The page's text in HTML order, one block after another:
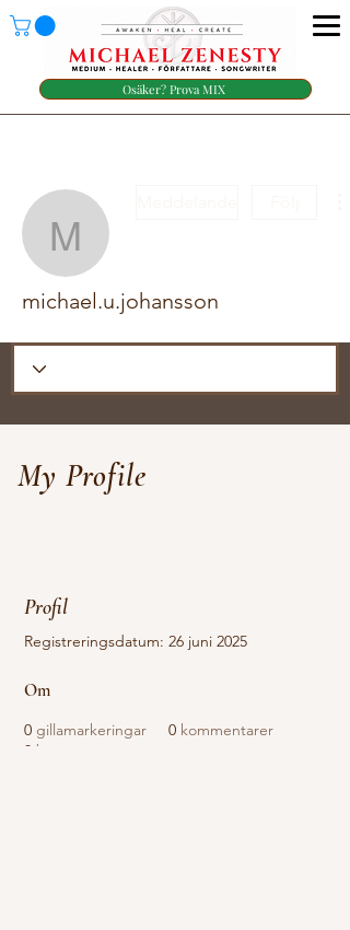
Osäker? Prova MIX
michael.u.johansson
My Profile
Profil
Registreringsdatum: 26 juni 2025
Om
0 gillamarkeringar 0 kommentarer
0 bästa svar